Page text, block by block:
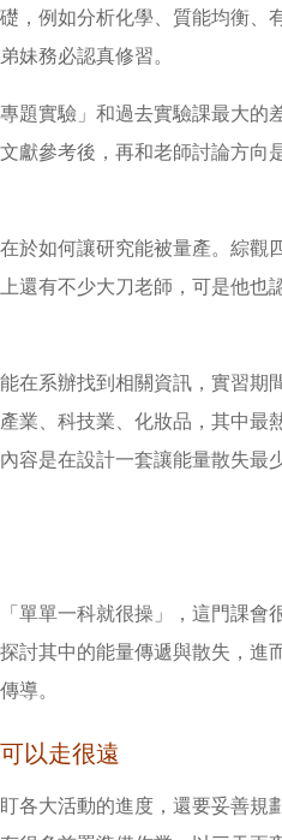
，例如分析化學、質能均衡、
妹務必認真修習。
題實驗」和過去實驗課最大的
獻參考後，再和老師討論方向
於如何讓研究能被量產。綜觀
還有不少大刀老師，可是他也
在系辦找到相關資訊，實習期
業、科技業、化妝品，其中最
容是在設計一套讓能量散失最
單單一科就很操」，這門課會
討其中的能量傳遞與散失，進
導。
以走很遠
各大活動的進度，還要妥善規